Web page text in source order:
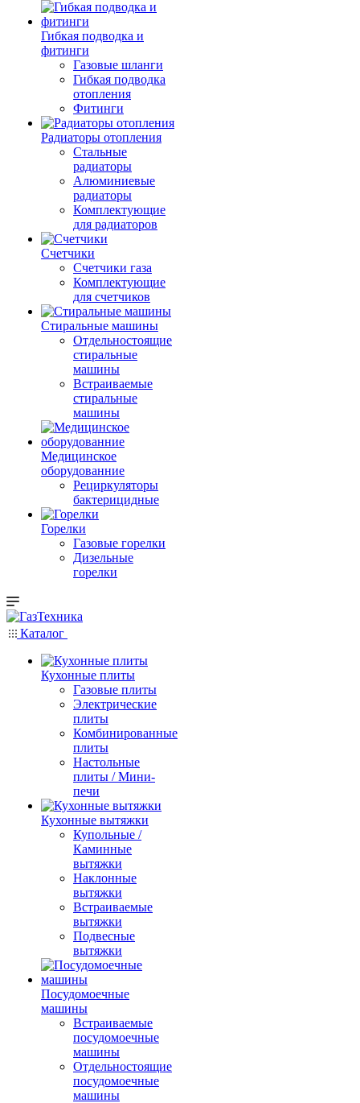
Гибкая подводка и
фитинги
Газовые шланги
Гибкая подводка
отопления
Фитинги
Радиаторы отопления
Стальные
радиаторы
Алюминиевые
радиаторы
Комплектующие
для радиаторов
Счетчики
Счетчики газа
Комплектующие
для счетчиков
Стиральные машины
Отдельностоящие
стиральные
машины
Встраиваемые
стиральные
машины
Медицинское
оборудованние
Рециркуляторы
бактерицидные
Горелки
Газовые горелки
Дизельные
горелки
Каталог
Кухонные плиты
Газовые плиты
Электрические
плиты
Комбинированные
плиты
Настольные
плиты / Мини-
печи
Кухонные вытяжки
Купольные /
Каминные
вытяжки
Наклонные
вытяжки
Встраиваемые
вытяжки
Подвесные
вытяжки
Посудомоечные
машины
Встраиваемые
посудомоечные
машины
Отдельностоящие
посудомоечные
машины